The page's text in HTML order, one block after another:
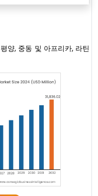
양, 중동 및 아프리카, 라틴